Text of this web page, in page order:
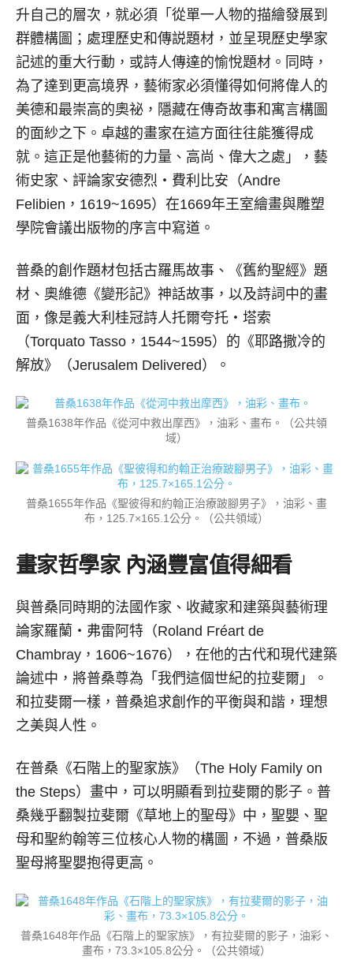
升自己的層次，就必須「從單一人物的描繪發展到
群體構圖；處理歷史和傳説題材，並呈現歷史學家
記述的重大行動，或詩人傳達的愉悅題材。同時，
為了達到更高境界，藝術家必須懂得如何將偉人的
美德和最崇高的奧祕，隱藏在傳奇故事和寓言構圖
的面紗之下。卓越的畫家在這方面往往能獲得成
就。這正是他藝術的力量、高尚、偉大之處」，藝
術史家、評論家安德烈‧費利比安（Andre
Felibien，1619~1695）在1669年王室繪畫與雕塑
學院會議出版物的序言中寫道。
普桑的創作題材包括古羅馬故事、《舊約聖經》題
材、奧維德《變形記》神話故事，以及詩詞中的畫
面，像是義大利桂冠詩人托爾夸托‧塔索
（Torquato Tasso，1544~1595）的《耶路撒冷的
解放》（Jerusalem Delivered）。
普桑1638年作品《從河中救出摩西》，油彩、畫布。（公共領
域）
普桑1655年作品《聖彼得和約翰正治療跛腳男子》，油彩、畫
布，125.7×165.1公分。（公共領域）
畫家哲學家 內涵豐富值得細看
與普桑同時期的法國作家、收藏家和建築與藝術理
論家羅蘭‧弗雷阿特（Roland Fréart de
Chambray，1606~1676），在他的古代和現代建築
論述中，將普桑尊為「我們這個世紀的拉斐爾」。
和拉斐爾一樣，普桑追求創作的平衡與和諧，理想
之美與人性。
在普桑《石階上的聖家族》（The Holy Family on
the Steps）畫中，可以明顯看到拉斐爾的影子。普
桑幾乎翻製拉斐爾《草地上的聖母》中，聖嬰、聖
母和聖約翰等三位核心人物的構圖，不過，普桑版
聖母將聖嬰抱得更高。
普桑1648年作品《石階上的聖家族》，有拉斐爾的影子，油彩、
畫布，73.3×105.8公分。（公共領域）